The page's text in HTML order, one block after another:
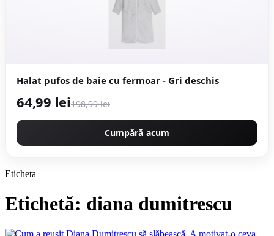
Halat pufos de baie cu fermoar - Gri deschis
64,99 lei198,99 lei
Cumpără acum
Eticheta
Etichetă: diana dumitrescu